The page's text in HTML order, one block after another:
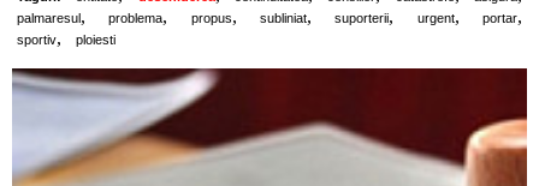
palmaresul, problema, propus, subliniat, suporterii, urgent, portar,
sportiv, ploiesti